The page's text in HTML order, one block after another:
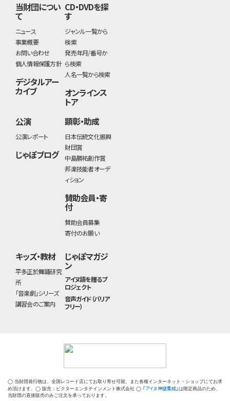
当財団につい
て
ニュース
事業概要
お問い合わせ
個人情報保護方針
デジタルアー
カイブ
CD・DVDを探
す
ジャンル一覧から
検索
発売年月/番号か
ら検索
人名一覧から検索
オンラインス
トア
公演
公演レポート
じゃぽブログ
顕彰・助成
日本伝統文化振興
財団賞
中島勝祐創作賞
邦楽技能者オーデ
ィション
賛助会員・寄
付
賛助会員募集
寄付のお願い
キッズ・教材
平多正於舞踊研究
所
「音楽劇」シリーズ
講習会のご案内
じゃぽマガジ
ン
アイヌ語を贈るプ
ロジェクト
音声ガイド（バリア
フリー）
◯ 当財団発行物は、全国レコード店にてお取り寄せ可能、また各種インターネット・ショップにてお求
め頂けます。◯ 販売：ビクターエンタテインメント株式会社 ◯ 『アイヌ神話集成』は限定商品のため、
当財団の直接販売のみご注文を承っております。